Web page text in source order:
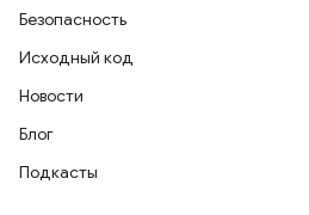
Безопасность
Исходный код
Новости
Блог
Подкасты